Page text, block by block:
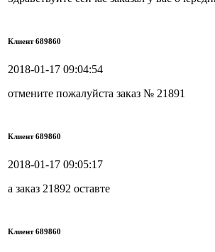
Клиент 689860
2018-01-17 09:04:54
отмените пожалуйста заказ № 21891
Клиент 689860
2018-01-17 09:05:17
а заказ 21892 оставте
Клиент 689860